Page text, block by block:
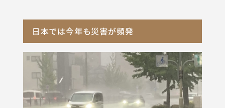
日本では今年も災害が頻発